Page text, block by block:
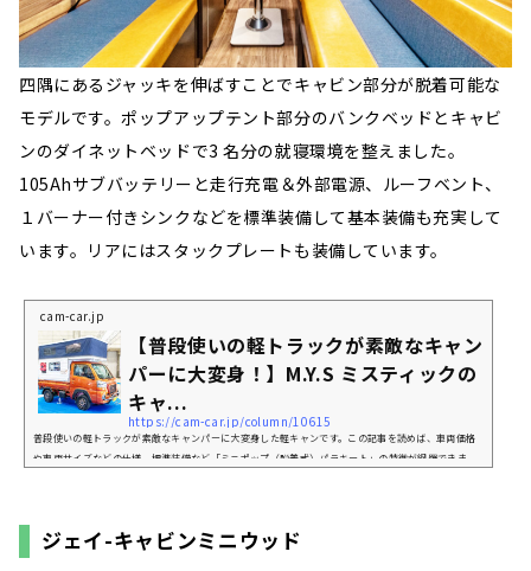
四隅にあるジャッキを伸ばすことでキャビン部分が脱着可能な
モデルです。ポップアップテント部分のバンクベッドとキャビ
ンのダイネットベッドで3 名分の就寝環境を整えました。
105Ahサブバッテリーと走行充電＆外部電源、ルーフベント、
１バーナー付きシンクなどを標準装備して基本装備も充実して
います。リアにはスタックプレートも装備しています。
cam-car.jp
【普段使いの軽トラックが素敵なキャン
パーに大変身！】M.Y.S ミスティックの
キャ...
https://cam-car.jp/column/10615
普段使いの軽トラックが素敵なキャンパーに大変身した軽キャンです。この記事を読めば、車両価格
や車両サイズなどの仕様、標準装備など「ミニポップ（脱着式）パラキート」の特徴が網羅できま
ドとキャビンのダイネットベッドで3 名分の就寝環境...
ジェイ-キャビンミニウッド